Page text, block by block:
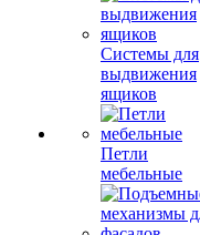
Системы для
выдвижения
ящиков
Петли
мебельные